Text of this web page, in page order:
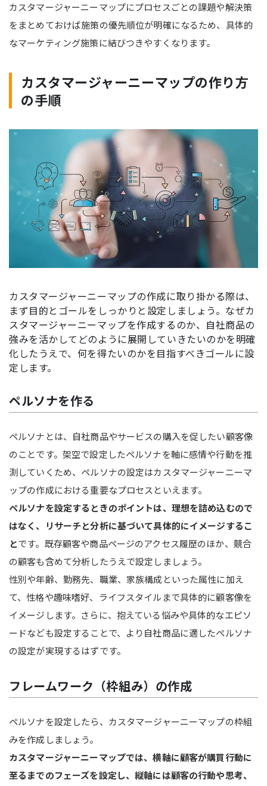
カスタマージャーニーマップにプロセスごとの課題や解決策
をまとめておけば施策の優先順位が明確になるため、具体的
なマーケティング施策に結びつきやすくなります。
カスタマージャーニーマップの作り方
の手順
カスタマージャーニーマップの作成に取り掛かる際は、
まず目的とゴールをしっかりと設定しましょう。なぜカ
スタマージャーニーマップを作成するのか、自社商品の
強みを活かしてどのように展開していきたいのかを明確
化したうえで、何を得たいのかを目指すべきゴールに設
定します。
ペルソナを作る
ペルソナとは、自社商品やサービスの購入を促したい顧客像
のことです。架空で設定したペルソナを軸に感情や行動を推
測していくため、ペルソナの設定はカスタマージャーニーマ
ップの作成における重要なプロセスといえます。
ペルソナを設定するときのポイントは、理想を詰め込むので
はなく、リサーチと分析に基づいて具体的にイメージするこ
とです。既存顧客や商品ページのアクセス履歴のほか、競合
の顧客も含めて分析したうえで設定しましょう。
性別や年齢、勤務先、職業、家族構成といった属性に加え
て、性格や趣味嗜好、ライフスタイルまで具体的に顧客像を
イメージします。さらに、抱えている悩みや具体的なエピソ
ードなども設定することで、より自社商品に適したペルソナ
の設定が実現するはずです。
フレームワーク（枠組み）の作成
ペルソナを設定したら、カスタマージャーニーマップの枠組
みを作成しましょう。
カスタマージャーニーマップでは、横軸に顧客が購買行動に
至るまでのフェーズを設定し、縦軸には顧客の行動や思考、